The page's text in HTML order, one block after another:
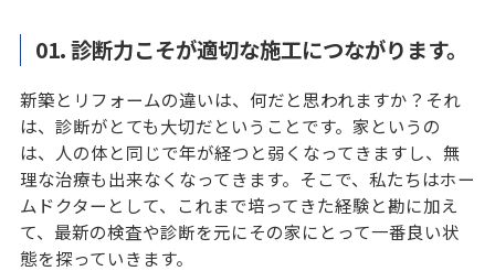
01. 診断力こそが適切な施工につながります。
新築とリフォームの違いは、何だと思われますか？それ
は、診断がとても大切だということです。家というの
は、人の体と同じで年が経つと弱くなってきますし、無
理な治療も出来なくなってきます。そこで、私たちはホー
ムドクターとして、これまで培ってきた経験と勘に加え
て、最新の検査や診断を元にその家にとって一番良い状
態を探っていきます。